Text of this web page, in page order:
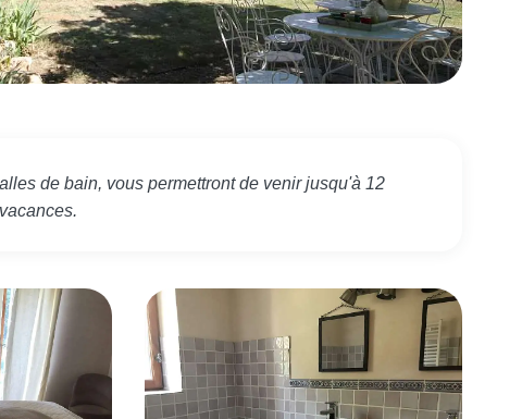
de bain, vous permettront de venir jusqu'à 12